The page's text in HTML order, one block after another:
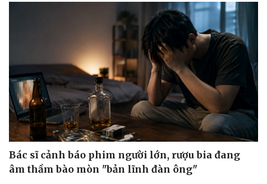
Bác sĩ cảnh báo phim người lớn, rượu bia đang
âm thầm bào mòn "bản lĩnh đàn ông"